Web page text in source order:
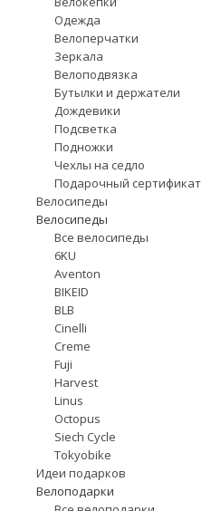
Одежда
Велоперчатки
Зеркала
Велоподвязка
Бутылки и держатели
Дождевики
Подсветка
Подножки
Чехлы на седло
Подарочный сертификат
Велосипеды
Велосипеды
Все велосипеды
6KU
Aventon
BIKEID
BLB
Cinelli
Creme
Fuji
Harvest
Linus
Octopus
Siech Cycle
Tokyobike
Идеи подарков
Велоподарки